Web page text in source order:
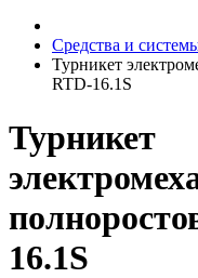
Средства и
Турникет
RTD-16.1S
Турникет
16.1S